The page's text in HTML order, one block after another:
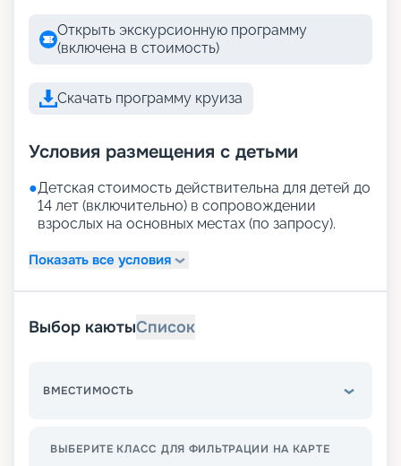
Открыть экскурсионную программу
(включена в стоимость)
Скачать программу круиза
Условия размещения с детьми
●Детская стоимость действительна для детей до
14 лет (включительно) в сопровождении
взрослых на основных местах (по запросу).
Показать все условия
Выбор каютыСписок
ВМЕСТИМОСТЬ
ВЫБЕРИТЕ КЛАСС ДЛЯ ФИЛЬТРАЦИИ НА КАРТЕ